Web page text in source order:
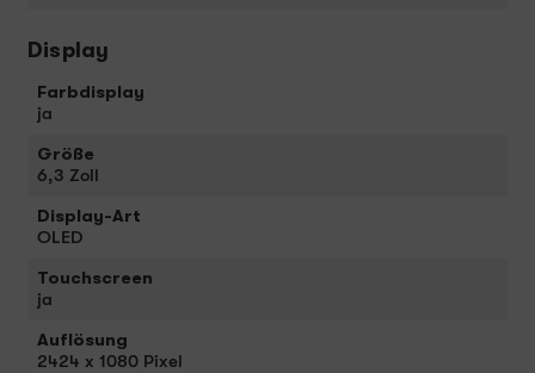
Display
Farbdisplay
ja
Größe
6,3 Zoll
Display-Art
OLED
Touchscreen
ja
Auflösung
2424 x 1080 Pixel